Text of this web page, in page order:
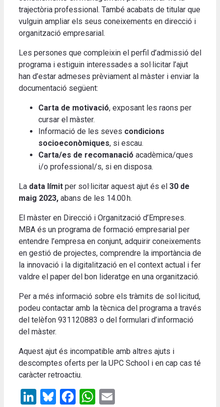
trajectòria professional. També acabats de titular que
vulguin ampliar els seus coneixements en direcció i
organització empresarial.
Les persones que compleixin el perfil d’admissió del
programa i estiguin interessades a sol·licitar l’ajut
han d’estar admeses prèviament al màster i enviar la
documentació següent:
Carta de motivació, exposant les raons per
cursar el màster.
Informació de les seves condicions
socioeconòmiques, si escau.
Carta/es de recomanació acadèmica/ques
i/o professional/s, si en disposa.
La data límit per sol·licitar aquest ajut és el 30 de
maig 2023, abans de les 14.00 h.
El màster en Direcció i Organització d’Empreses.
MBA és un programa de formació empresarial per
entendre l’empresa en conjunt, adquirir coneixements
en gestió de projectes, comprendre la importància de
la innovació i la digitalització en el context actual i fer
valdre el paper del bon lideratge en una organització.
Per a més informació sobre els tràmits de sol·licitud,
podeu contactar amb la tècnica del programa a través
del telèfon 931120883 o del formulari d’informació
del màster.
Aquest ajut és incompatible amb altres ajuts i
descomptes oferts per la UPC School i en cap cas té
caràcter retroactiu.
LinkedIn
Bluesky
Facebook
WhatsApp